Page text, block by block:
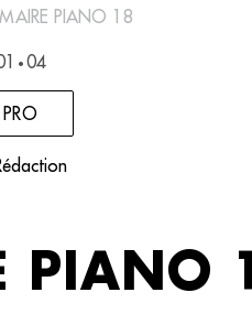
PIANO 18
• 04
PIANO